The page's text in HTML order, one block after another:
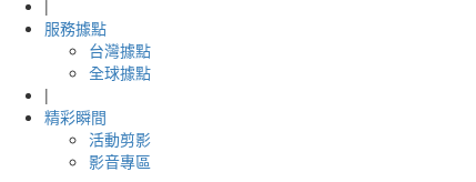
|
服務據點
台灣據點
全球據點
|
精彩瞬間
活動剪影
影音專區